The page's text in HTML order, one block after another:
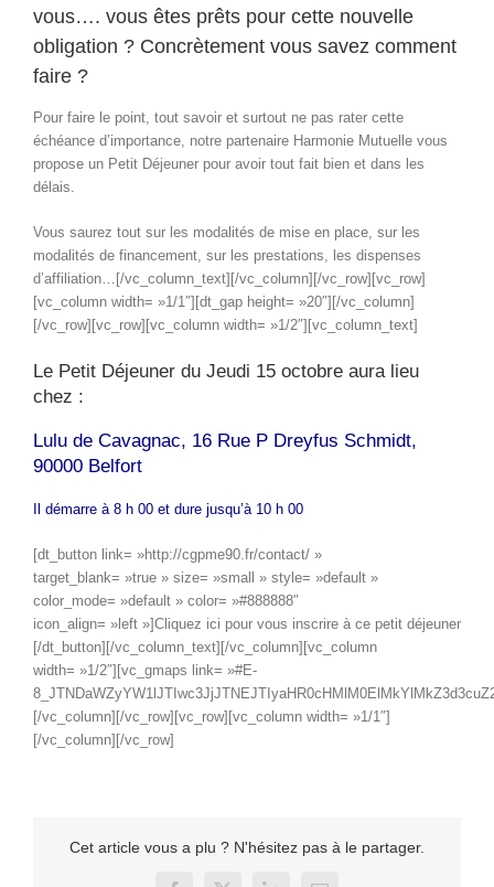
vous…. vous êtes prêts pour cette nouvelle
obligation ? Concrètement vous savez comment
faire ?
Pour faire le point, tout savoir et surtout ne pas rater cette
échéance d’importance, notre partenaire Harmonie Mutuelle vous
propose un Petit Déjeuner pour avoir tout fait bien et dans les
délais.
Vous saurez tout sur les modalités de mise en place, sur les
modalités de financement, sur les prestations, les dispenses
d’affiliation…[/vc_column_text][/vc_column][/vc_row][vc_row]
[vc_column width= »1/1″][dt_gap height= »20″][/vc_column]
[/vc_row][vc_row][vc_column width= »1/2″][vc_column_text]
Le Petit Déjeuner du Jeudi 15 octobre aura lieu
chez :
Lulu de Cavagnac, 16 Rue P Dreyfus Schmidt,
90000 Belfort
Il démarre à 8 h 00 et dure jusqu’à 10 h 00
[dt_button link= »http://cgpme90.fr/contact/ »
target_blank= »true » size= »small » style= »default »
color_mode= »default » color= »#888888″
icon_align= »left »]Cliquez ici pour vous inscrire à ce petit déjeuner
[/dt_button][/vc_column_text][/vc_column][vc_column
width= »1/2″][vc_gmaps link= »#E-
[/vc_column][/vc_row][vc_row][vc_column width= »1/1″]
[/vc_column][/vc_row]
Cet article vous a plu ? N'hésitez pas à le partager.